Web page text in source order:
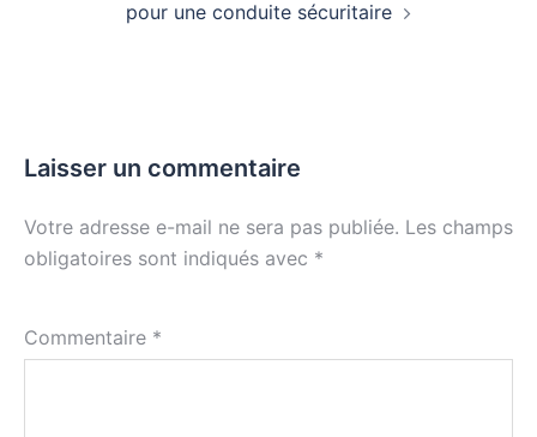
pour une conduite sécuritaire
Laisser un commentaire
Votre adresse e-mail ne sera pas publiée. Les champs
obligatoires sont indiqués avec *
Commentaire *